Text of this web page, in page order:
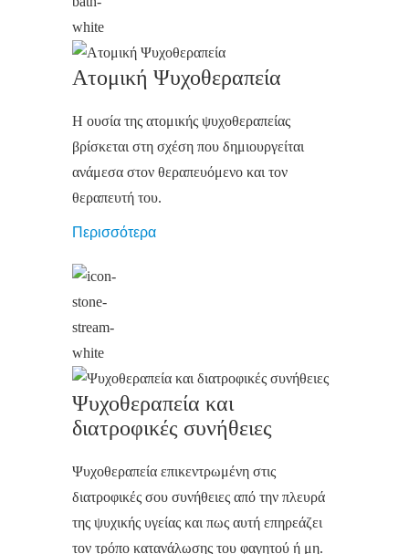
Ατομική Ψυχοθεραπεία
Η ουσία της ατομικής ψυχοθεραπείας
βρίσκεται στη σχέση που δημιουργείται
ανάμεσα στον θεραπευόμενο και τον
θεραπευτή του.
Περισσότερα
Ψυχοθεραπεία και
διατροφικές συνήθειες
Ψυχοθεραπεία επικεντρωμένη στις
διατροφικές σου συνήθειες από την πλευρά
της ψυχικής υγείας και πως αυτή επηρεάζει
τον τρόπο κατανάλωσης του φαγητού ή μη.